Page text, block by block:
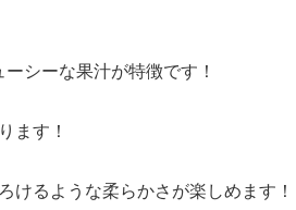
シーな果汁が特徴です！
ます！
けるような柔らかさが楽しめます！